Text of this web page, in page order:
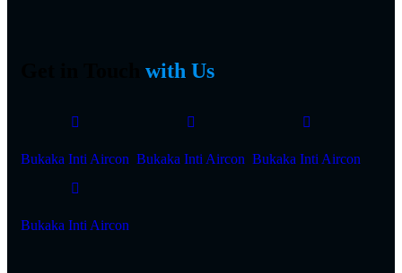
with Us
Bukaka Inti Aircon Bukaka Inti Aircon Bukaka Inti Aircon
Bukaka Inti Aircon